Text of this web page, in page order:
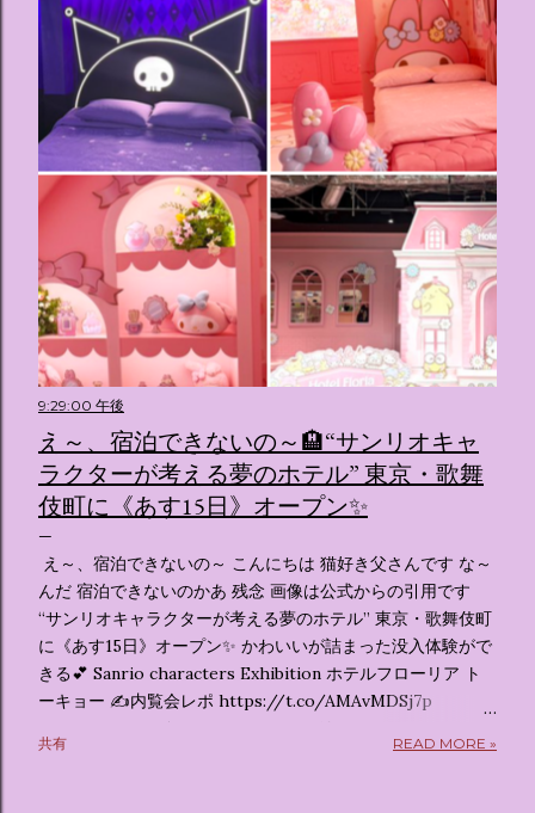
9:29:00 午後
え～、宿泊できないの～🏨“サンリオキャ
ラクターが考える夢のホテル” 東京・歌舞
伎町に《あす15日》オープン✨️
え～、宿泊できないの～ こんにちは 猫好き父さんです な～
んだ 宿泊できないのかあ 残念 画像は公式からの引用です
“サンリオキャラクターが考える夢のホテル” 東京・歌舞伎町
に《あす15日》オープン✨️ かわいいが詰まった没入体験がで
きる💕 Sanrio characters Exhibition ホテルフローリア ト
ーキョー ✍️内覧会レポ https://t.co/AMAvMDSj7p
pic.twitter.com/sKx7uXeXHW — オリコンニュース
(@oricon) July 14, 2026 ホテルフローリア トーキョー
共有 READ MORE »